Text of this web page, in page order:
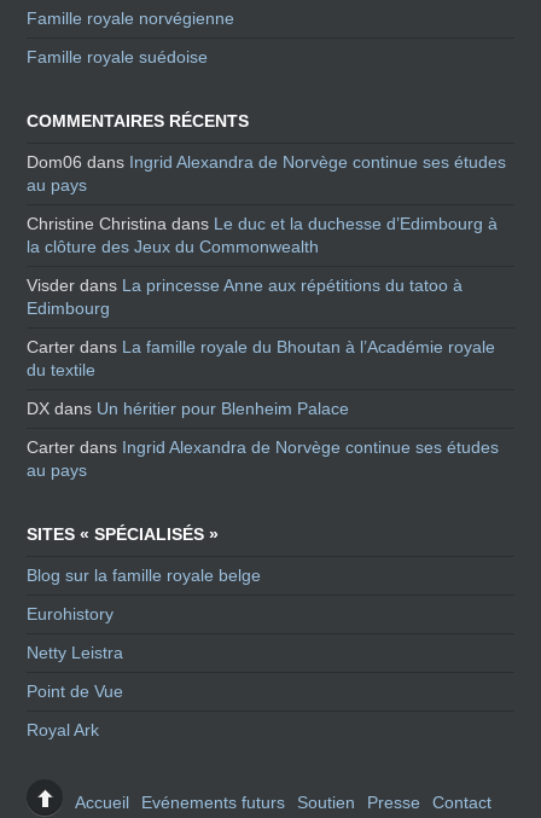
Famille royale norvégienne
Famille royale suédoise
COMMENTAIRES RÉCENTS
Dom06 dans Ingrid Alexandra de Norvège continue ses études
au pays
Christine Christina dans Le duc et la duchesse d’Edimbourg à
la clôture des Jeux du Commonwealth
Visder dans La princesse Anne aux répétitions du tatoo à
Edimbourg
Carter dans La famille royale du Bhoutan à l’Académie royale
du textile
DX dans Un héritier pour Blenheim Palace
Carter dans Ingrid Alexandra de Norvège continue ses études
au pays
SITES « SPÉCIALISÉS »
Blog sur la famille royale belge
Eurohistory
Netty Leistra
Point de Vue
Royal Ark
Accueil Evénements futurs Soutien Presse
Contact